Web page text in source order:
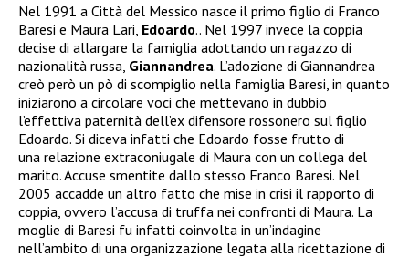
Nel 1991 a Città del Messico nasce il primo figlio di Franco
Baresi e Maura Lari, Edoardo.. Nel 1997 invece la coppia
decise di allargare la famiglia adottando un ragazzo di
nazionalità russa, Giannandrea. L’adozione di Giannandrea
creò però un pò di scompiglio nella famiglia Baresi, in quanto
iniziarono a circolare voci che mettevano in dubbio
l’effettiva paternità dell’ex difensore rossonero sul figlio
Edoardo. Si diceva infatti che Edoardo fosse frutto di
una relazione extraconiugale di Maura con un collega del
marito. Accuse smentite dallo stesso Franco Baresi. Nel
2005 accadde un altro fatto che mise in crisi il rapporto di
coppia, ovvero l’accusa di truffa nei confronti di Maura. La
moglie di Baresi fu infatti coinvolta in un’indagine
nell’ambito di una organizzazione legata alla ricettazione di